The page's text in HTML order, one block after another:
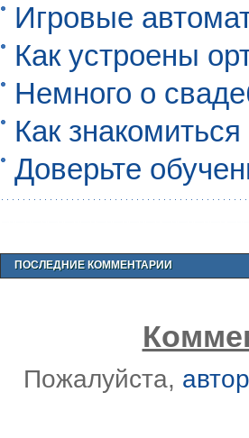
Игровые
Как устроены
Немного о
Как
Доверьте
ПОСЛЕДНИЕ КОММЕНТАРИИ
Пожалуйста,